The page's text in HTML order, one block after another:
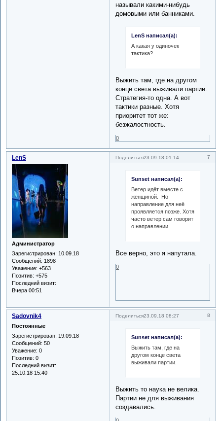
называли какими-нибудь
домовыми или банниками.
LenS написал(а):
А какая у одиночек
тактика?
Выжить там, где на другом
конце света выживали партии.
Стратегия-то одна. А вот
тактики разные. Хотя
приоритет тот же:
безжалостность.
0
Поделиться 7
23.09.18 01:14
LenS
Администратор
Зарегистрирован: 10.09.18
Сообщений: 1898
Уважение: +563
Позитив: +575
Последний визит:
Вчера 00:51
Sunset написал(а):
Ветер идёт вместе с
женщиной. Но
направление для неё
проявляется позже. Хотя
часто ветер сам говорит
о направлении
Все верно, это я напутала.
0
Поделиться 8
23.09.18 08:27
Sadovnik4
Постоянные
Зарегистрирован: 19.09.18
Сообщений: 50
Уважение: 0
Позитив: 0
Последний визит:
25.10.18 15:40
Sunset написал(а):
Выжить там, где на
другом конце света
выживали партии.
Выжить то наука не велика.
Партии не для выживания
создавались.